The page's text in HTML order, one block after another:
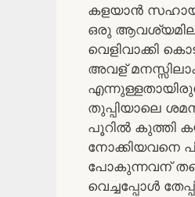
കളയാൻ
ഒരു
വെളിവാക്കി
അവള്
തുപ്പിയാലെ
പൂറിൽ കുത്തി
നോക്കിയവനെ
പോകുന്നവന്
വെച്ചപ്പോൾ